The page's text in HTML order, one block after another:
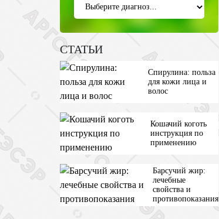
СТАТЬИ
Спирулина: польза
для кожи лица и
волос
Кошачий коготь
инструкция по
применению
Барсучий жир:
лечебные
свойства и
противопоказания